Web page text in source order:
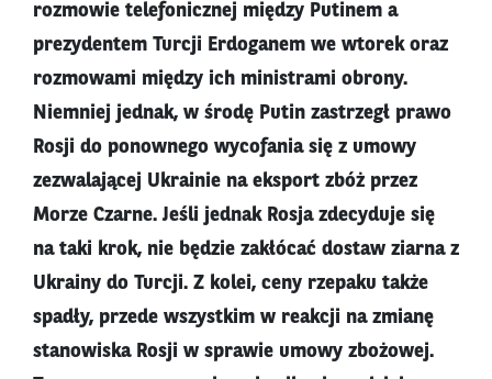
rozmowie telefonicznej między Putinem a
prezydentem Turcji Erdoganem we wtorek oraz
rozmowami między ich ministrami obrony.
Niemniej jednak, w środę Putin zastrzegł prawo
Rosji do ponownego wycofania się z umowy
zezwalającej Ukrainie na eksport zbóż przez
Morze Czarne. Jeśli jednak Rosja zdecyduje się
na taki krok, nie będzie zakłócać dostaw ziarna z
Ukrainy do Turcji. Z kolei, ceny rzepaku także
spadły, przede wszystkim w reakcji na zmianę
stanowiska Rosji w sprawie umowy zbożowej.